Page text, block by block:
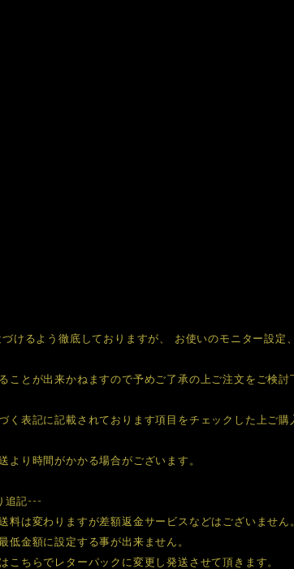
けるよう徹底しておりますが、 お使いのモニター設定
ことが出来かねますので予めご了承の上ご注文をご検討
表記に記載されております項目をチェックした上ご購
より時間がかかる場合がございます。
追記---
料は変わりますが差額返金サービスなどはございません。
低金額に設定する事が出来ません。
こちらでレターパックに変更し発送させて頂きます。